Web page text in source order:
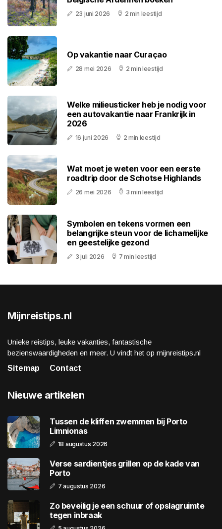
23 juni 2026 2 min leestijd
Op vakantie naar Curaçao
28 mei 2026 2 min leestijd
Welke milieusticker heb je nodig voor
een autovakantie naar Frankrijk in
2026
16 juni 2026 2 min leestijd
Wat moet je weten voor een eerste
roadtrip door de Schotse Highlands
26 mei 2026 3 min leestijd
Symbolen en tekens vormen een
belangrijke steun voor de lichamelijke
en geestelijke gezond
3 juli 2026 7 min leestijd
Mijnreistips.nl
Unieke reistips, leuke vakanties, fantastische
bezienswaardigheden en meer. U vindt het op mijnreistips.nl
Sitemap
Contact
Nieuwe artikelen
Tussen de kliffen zwemmen bij Porto
Limnionas
18 augustus 2026
Verse sardientjes grillen op de kade van
Porto
7 augustus 2026
Zo beveilig je een schuur of opslagruimte
tegen inbraak